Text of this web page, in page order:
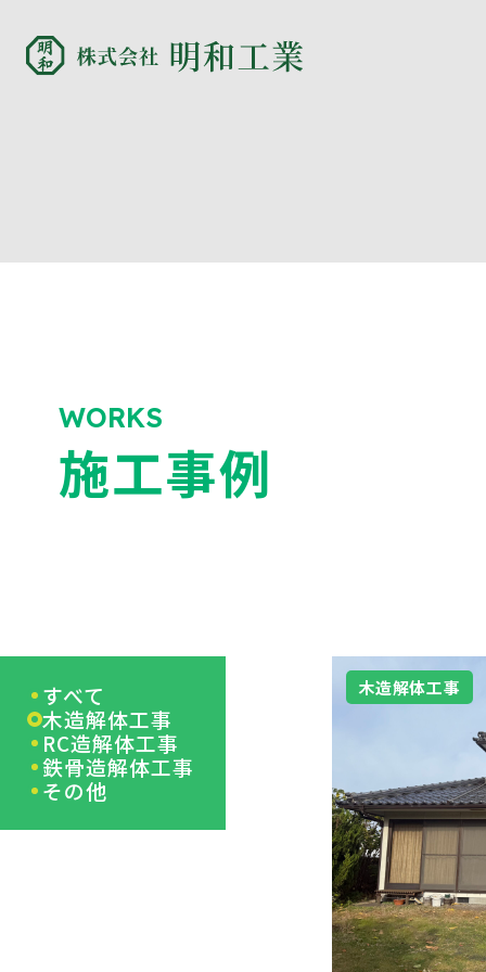
WORKS
施工事例
すべて
木造解体工事
RC造解体工事
鉄骨造解体工事
その他
木造解体工事